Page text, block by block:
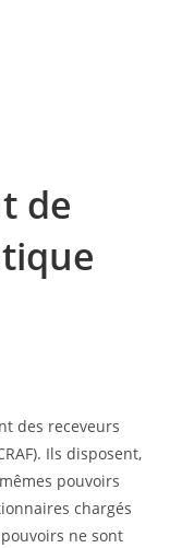
de
des receveurs
Ils disposent,
pouvoirs
chargés
ne sont